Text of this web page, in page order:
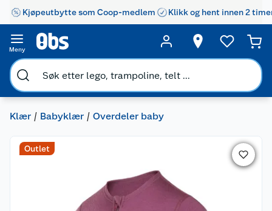
Kjøpeutbytte som Coop-medlem Klikk og hent innen 2
Meny
Klær Babyklær Overdeler baby
Outlet